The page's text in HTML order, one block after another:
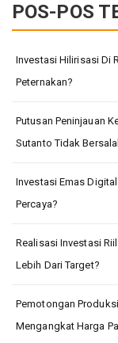
POS-POS
Investasi Hilirisasi Di
Peternakan?
Putusan Peninjauan
Sutanto Tidak
Investasi Emas
Percaya?
Realisasi Investasi
Lebih Dari Target?
Pemotongan
Mengangkat Harga